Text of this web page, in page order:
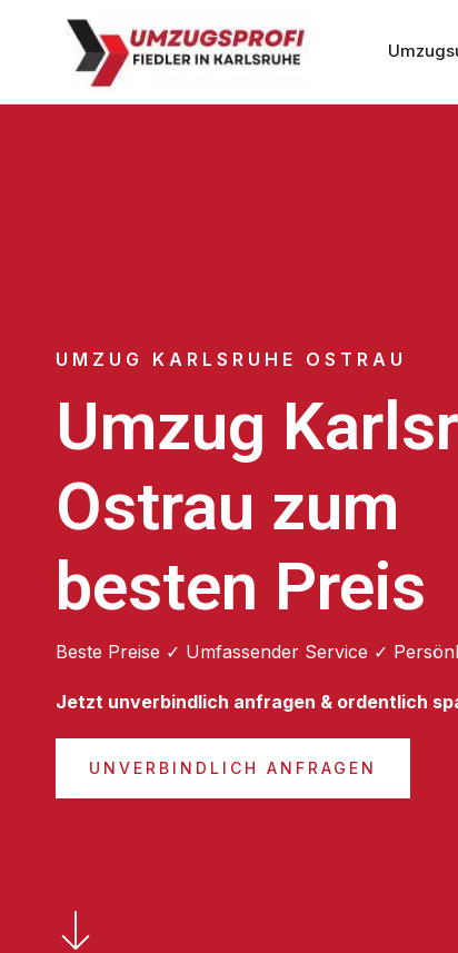
UMZUG KARLSRUHE OSTRAU
Umzug
Ostrau zum
besten Preis
Beste Preise ✓ Umfassender Service ✓
Jetzt unverbindlich anfragen & ordentlich
UNVERBINDLICH ANFRAGEN